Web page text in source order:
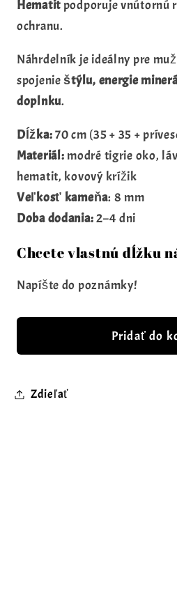
Hematit podporuje vnútornú
ochranu.
Náhrdelník je ideálny pre
spojenieštýlu, energie
doplnku.
Dĺžka:70 cm (35 + 35 +
Materiál: modré tigrie oko,
hematit, kovový krížik
Veľkosť kameňa: 8 mm
Doba dodania:2–4 dni
Chcete vlastnú dĺžku
Napíšte do poznámky!
Pridať do
Zdieľať